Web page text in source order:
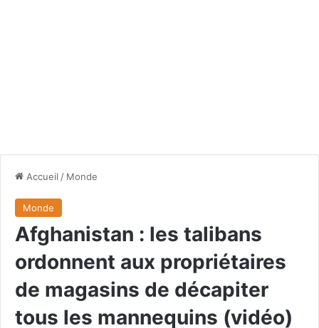
Accueil / Monde
Monde
Afghanistan : les talibans
ordonnent aux propriétaires
de magasins de décapiter
tous les mannequins (vidéo)